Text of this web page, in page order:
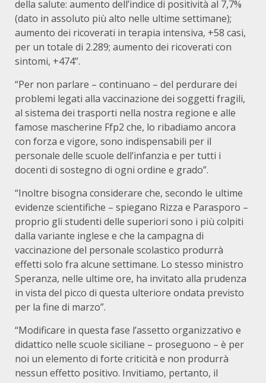
della salute: aumento dell’indice di positività al 7,7%
(dato in assoluto più alto nelle ultime settimane);
aumento dei ricoverati in terapia intensiva, +58 casi,
per un totale di 2.289; aumento dei ricoverati con
sintomi, +474”.
“Per non parlare – continuano – del perdurare dei
problemi legati alla vaccinazione dei soggetti fragili,
al sistema dei trasporti nella nostra regione e alle
famose mascherine Ffp2 che, lo ribadiamo ancora
con forza e vigore, sono indispensabili per il
personale delle scuole dell’infanzia e per tutti i
docenti di sostegno di ogni ordine e grado”.
“Inoltre bisogna considerare che, secondo le ultime
evidenze scientifiche – spiegano Rizza e Parasporo –
proprio gli studenti delle superiori sono i più colpiti
dalla variante inglese e che la campagna di
vaccinazione del personale scolastico produrrà
effetti solo fra alcune settimane. Lo stesso ministro
Speranza, nelle ultime ore, ha invitato alla prudenza
in vista del picco di questa ulteriore ondata previsto
per la fine di marzo”.
“Modificare in questa fase l’assetto organizzativo e
didattico nelle scuole siciliane – proseguono – è per
noi un elemento di forte criticità e non produrrà
nessun effetto positivo. Invitiamo, pertanto, il